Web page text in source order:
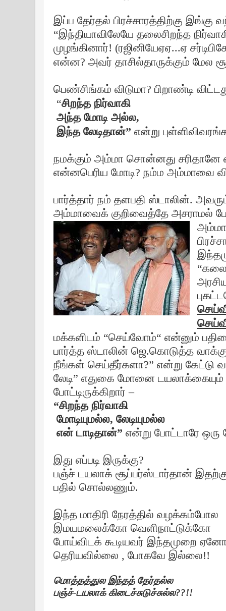
இப்ப தேர்தல் பிரச்சாரத்திற்கு இங்கு
“இந்தியாவிலேயே தலைசிறந்த
முழங்கினார்! (ரஜினியேஏஏ...ஏ
என்ன? அவர் தாசில்தாருக்கும் மேல
பெண்சிங்கம் விடுமா? பிறாண்டி
“சிறந்த நிர்வாகி
அந்த மோடி அல்ல,
இந்த லேடிதான்” என்று
நமக்கும் அம்மா சொன்னது சரிதானே
என்னபெரிய மோடி? நம்ம அம்மாவை
பார்த்தார் நம் தளபதி ஸ்டாலின்.
அம்மாவைக் குறிவைத்தே அசராமல்
மக்களிடம் “செய்வோம்“ என்னும்
பார்த்த ஸ்டாலின் ஜெ.கொடுத்த
நீங்கள் செய்தீர்களா?” என்று கேட்டு
லேடி” எதுகை மோனை டயலாக்கையும்
போட்டிருக்கிறார் –
“சிறந்த நிர்வாகி
மோடியுமல்ல, லேடியுமல்ல
என் டாடிதான்” என்று போட்டாரே ஒரு
இது எப்படி இருக்கு?
பஞ்ச் டயலாக் சூப்பர்ஸ்டார்தான்
பதில் சொல்லணும்.
இந்த மாதிரி நேரத்தில் வழக்கம்போல
இமயமலைக்கோ வெளிநாட்டுக்கோ
போய்விடக் கூடியவர் இந்தமுறை
தெரியவில்லை , போகவே இல்லை!!
மொத்தத்துல இந்தத் தேர்தல்ல
பஞ்ச்-டயலாக் கிடைச்சுடுச்சுல்ல??!!